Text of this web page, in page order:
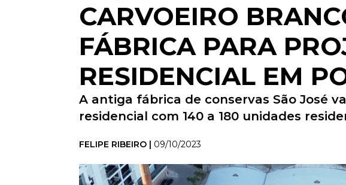
CARVOEIRO
FÁBRICA PARA
RESIDENCIAL EM
A antiga fábrica de conservas São José
residencial com 140 a 180 unidades
FELIPE RIBEIRO | 09/10/2023